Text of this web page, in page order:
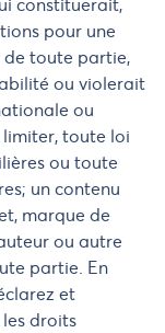
constituerait,
pour une
de toute partie,
ou violerait
ou
limiter, toute loi
ou toute
un contenu
marque de
ou autre
partie. En
et
droits